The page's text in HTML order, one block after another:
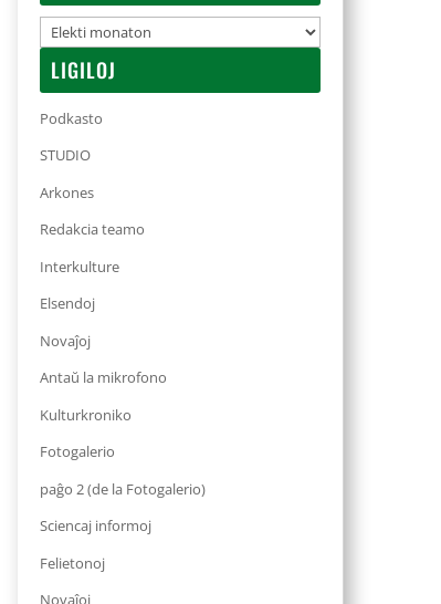
Arkivoj
LIGILOJ
Podkasto
STUDIO
Arkones
Redakcia teamo
Interkulture
Elsendoj
Novaĵoj
Antaŭ la mikrofono
Kulturkroniko
Fotogalerio
paĝo 2 (de la Fotogalerio)
Sciencaj informoj
Felietonoj
Novaĵoj